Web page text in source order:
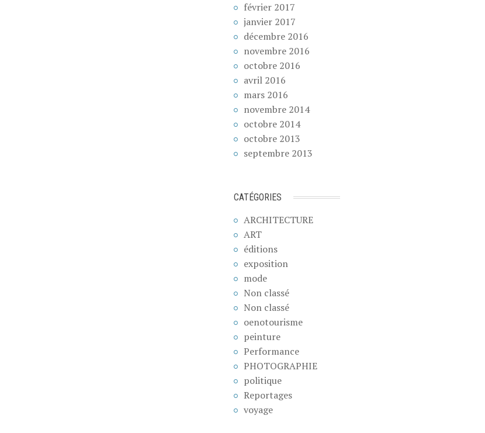
février 2017
janvier 2017
décembre 2016
novembre 2016
octobre 2016
avril 2016
mars 2016
novembre 2014
octobre 2014
octobre 2013
septembre 2013
CATÉGORIES
ARCHITECTURE
ART
éditions
exposition
mode
Non classé
Non classé
oenotourisme
peinture
Performance
PHOTOGRAPHIE
politique
Reportages
voyage